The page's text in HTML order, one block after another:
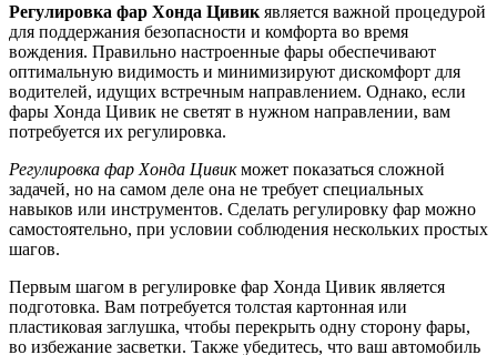
Регулировка фар Хонда Цивик является важной процедурой
для поддержания безопасности и комфорта во время
вождения. Правильно настроенные фары обеспечивают
оптимальную видимость и минимизируют дискомфорт для
водителей, идущих встречным направлением. Однако, если
фары Хонда Цивик не светят в нужном направлении, вам
потребуется их регулировка.
Регулировка фар Хонда Цивикможет показаться сложной
задачей, но на самом деле она не требует специальных
навыков или инструментов. Сделать регулировку фар можно
самостоятельно, при условии соблюдения нескольких простых
шагов.
Первым шагом в регулировке фар Хонда Цивик является
подготовка. Вам потребуется толстая картонная или
пластиковая заглушка, чтобы перекрыть одну сторону фары,
во избежание засветки. Также убедитесь, что ваш автомобиль